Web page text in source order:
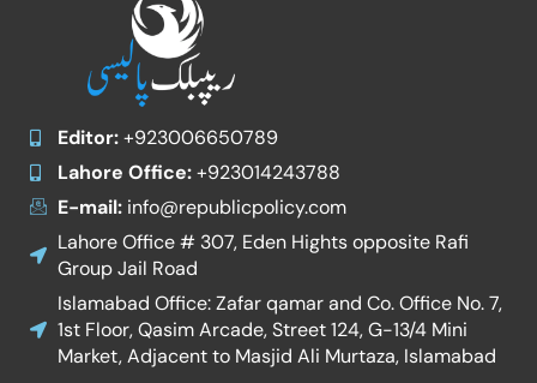
Editor:+923006650789
Lahore Office:+923014243788
E-mail:info@republicpolicy.com
Lahore Office # 307, Eden Hights opposite Rafi
Group Jail Road
Islamabad Office: Zafar qamar and Co. Office No. 7,
1st Floor, Qasim Arcade, Street 124, G-13/4 Mini
Market, Adjacent to Masjid Ali Murtaza, Islamabad